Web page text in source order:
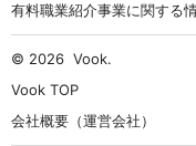
有料職業紹介事業に関する
© 2026 Vook.
Vook TOP
会社概要（運営会社）